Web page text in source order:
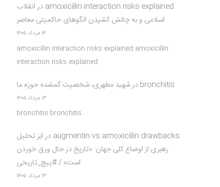
amoxicillin interaction risks explained درانقلاب
اسلامی و به چالش کشیدن الگوهای حاکمیتی معاصر
۱۴ مرداد ۱۴۰۵
amoxicillin interaction risks explained amoxicillin
interaction risks explained
bronchitis درشهید مطهری، شخصیت گمشده حوزه ما
۱۳ مرداد ۱۴۰۵
bronchitis bronchitis
augmentin vs amoxicillin drawbacks در ابَر تحلیل
رهبری از اوضاع کلی جهان: «تاریخ در حال ورق خوردن
است» / #پیچ_تاریخی
۱۳ مرداد ۱۴۰۵